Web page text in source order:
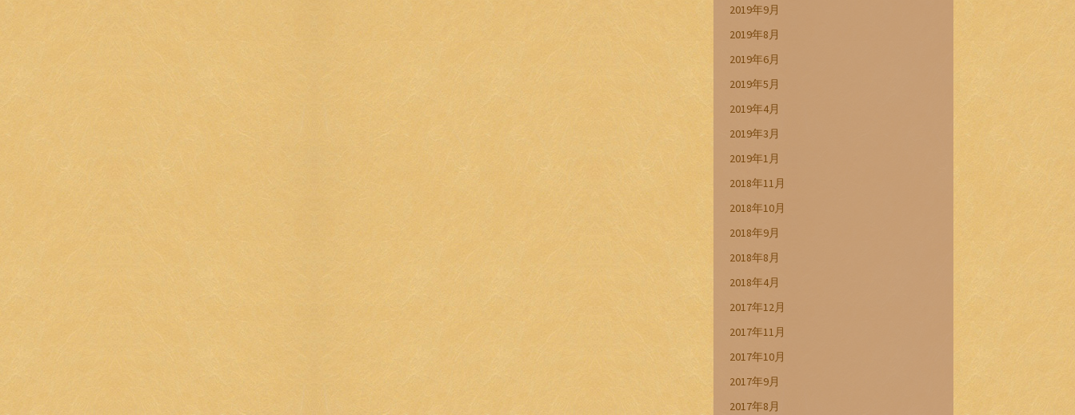
2019年9月
2019年8月
2019年6月
2019年5月
2019年4月
2019年3月
2019年1月
2018年11月
2018年10月
2018年9月
2018年8月
2018年4月
2017年12月
2017年11月
2017年10月
2017年9月
2017年8月